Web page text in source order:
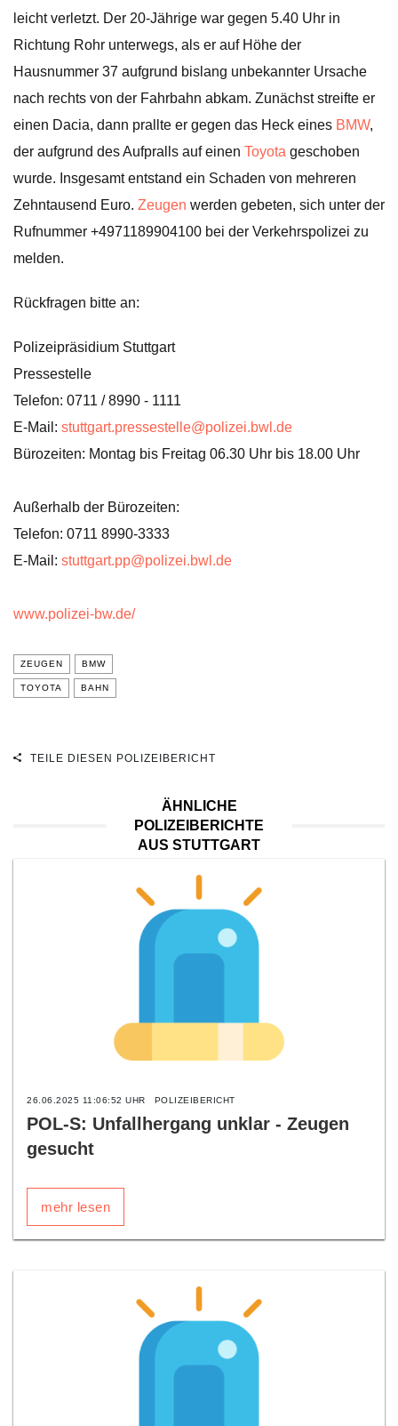
leicht verletzt. Der 20-Jährige war gegen 5.40 Uhr in
Richtung Rohr unterwegs, als er auf Höhe der
Hausnummer 37 aufgrund bislang unbekannter Ursache
nach rechts von der Fahrbahn abkam. Zunächst streifte er
einen Dacia, dann prallte er gegen das Heck eines BMW,
der aufgrund des Aufpralls auf einen Toyota geschoben
wurde. Insgesamt entstand ein Schaden von mehreren
Zehntausend Euro. Zeugen werden gebeten, sich unter der
Rufnummer +4971189904100 bei der Verkehrspolizei zu
melden.
Rückfragen bitte an:
Polizeipräsidium Stuttgart
Pressestelle
Telefon: 0711 / 8990 - 1111
E-Mail: stuttgart.pressestelle@polizei.bwl.de
Bürozeiten: Montag bis Freitag 06.30 Uhr bis 18.00 Uhr
Außerhalb der Bürozeiten:
Telefon: 0711 8990-3333
E-Mail: stuttgart.pp@polizei.bwl.de
www.polizei-bw.de/
ZEUGEN BMW
TOYOTA BAHN
TEILE DIESEN POLIZEIBERICHT
ÄHNLICHE
POLIZEIBERICHTE
AUS STUTTGART
26.06.2025 11:06:52 UHR POLIZEIBERICHT
POL-S: Unfallhergang unklar - Zeugen
gesucht
mehr lesen